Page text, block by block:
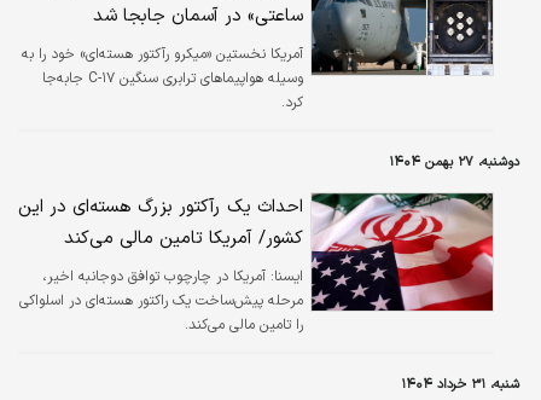
ساعتی» در آسمان جابجا شد
آمریکا نخستین «میکرو رآکتور هسته‌ای» خود را به
وسیله هواپیماهای ترابری سنگین C-۱۷ جابه‌جا
کرد.
دوشنبه، ۲۷ بهمن ۱۴۰۴
احداث یک رآکتور بزرگ هسته‌ای در این
کشور/ آمریکا تامین مالی می‌کند
ايسنا: آمریکا در چارچوب توافق دوجانبه اخیر،
مرحله پیش‌ساخت یک راکتور هسته‌ای در اسلواکی
را تامین مالی می‌کند.
شنبه، ۳۱ خرداد ۱۴۰۴